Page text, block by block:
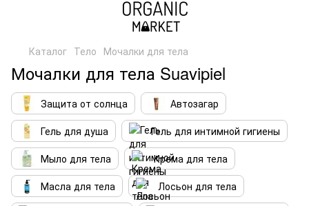
Каталог Тело Мочалки для тела
Мочалки для тела Suavipiel
Защита от солнца
Автозагар
Гель для душа
Гель для интимной гигиены
Мыло для тела
Крема для тела
Масла для тела
Лосьон для тела